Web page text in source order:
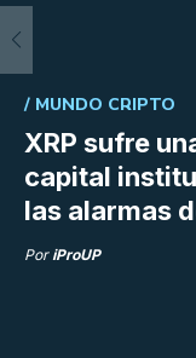
XRP sufre
capital
las alarmas
/ MUNDO CRIPTO
PoriProUP